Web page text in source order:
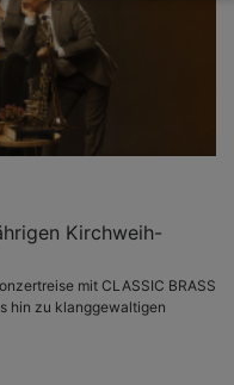
Kirchweih-
mit CLASSIC BRASS
hin zu klanggewaltigen